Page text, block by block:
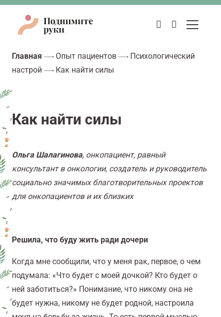
Главная Опыт пациентов
Психологический
настрой
Как найти силы
Как найти силы
Ольга Шалагинова, онкопациент, равный
консультант в онкологии, создатель и руководитель
социально значимых благотворительных проектов
для онкопациентов и их близких
Решила, что буду жить ради дочери
Когда мне сообщили, что у меня рак, первое, о чем
подумала: «Что будет с моей дочкой? Кто будет о
ней заботиться?» Понимание, что никому она не
будет нужна, никому не будет родной, настроила